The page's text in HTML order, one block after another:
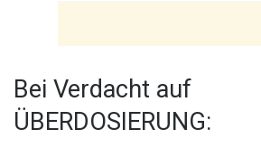
Bei Verdacht auf
ÜBERDOSIERUNG: